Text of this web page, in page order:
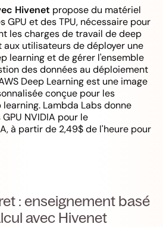
Hivenet propose du matériel
GPU et des TPU, nécessaire pour
les charges de travail de deep
aux utilisateurs de déployer une
learning et de gérer l'ensemble
des données au déploiement
Deep Learning est une image
conçue pour les
Lambda Labs donne
NVIDIA pour le
à partir de 2,49$ de l'heure pour
: enseignement basé
avec Hivenet